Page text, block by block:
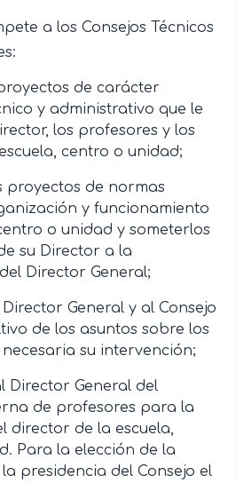
a los Consejos Técnicos
de carácter
y administrativo que le
los profesores y los
centro o unidad;
proyectos de normas
y funcionamiento
o unidad y someterlos
su Director a la
Director General;
General y al Consejo
de los asuntos sobre los
su intervención;
Director General del
de profesores para la
director de la escuela,
Para la elección de la
presidencia del Consejo el